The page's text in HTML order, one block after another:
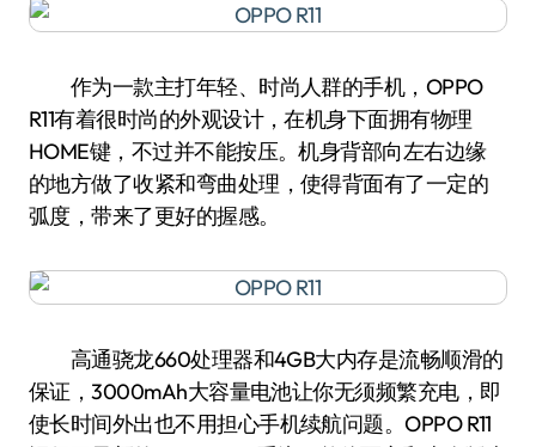
作为一款主打年轻、时尚人群的手机，OPPO
R11有着很时尚的外观设计，在机身下面拥有物理
HOME键，不过并不能按压。机身背部向左右边缘
的地方做了收紧和弯曲处理，使得背面有了一定的
弧度，带来了更好的握感。
高通骁龙660处理器和4GB大内存是流畅顺滑的
保证，3000mAh大容量电池让你无须频繁充电，即
使长时间外出也不用担心手机续航问题。OPPO R11